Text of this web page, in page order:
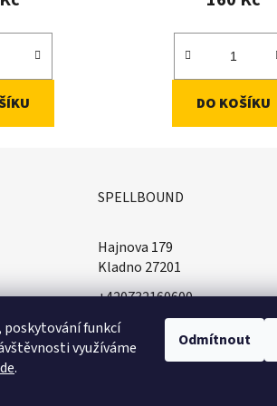
poskytování funkcí
využíváme
.
Odmítnout
DO KOŠÍKU
údajů
SPELLBOUND
Hajnova 179
Kladno 27201
+420732160600
​info@spellbound.cz